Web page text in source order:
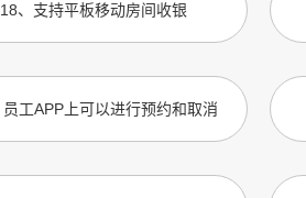
18、 支持平板移动房间收银
员工APP上可以进行预约和取消